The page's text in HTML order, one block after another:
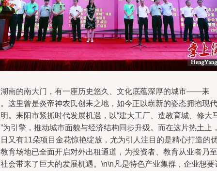
南的南大门，有一座历史悠久、文化底蕴深厚的城市——耒
这里曾是炎帝神农氏创耒之地，如今正以崭新的姿态拥抱现代
。耒阳市紧抓时代发展机遇，以“建大工厂、造教育城、修大
为引擎，推动城市面貌与经济结构同步升级。而在这片热土上
又有11朵项目金花惊艳绽放，尤为引人注目的是精心打造的
育场地已全面开启对外出租通道，为投资者、教育从业者乃至
会带来了巨大的发展机遇。\n\n凡是特色产业集群，企业想要